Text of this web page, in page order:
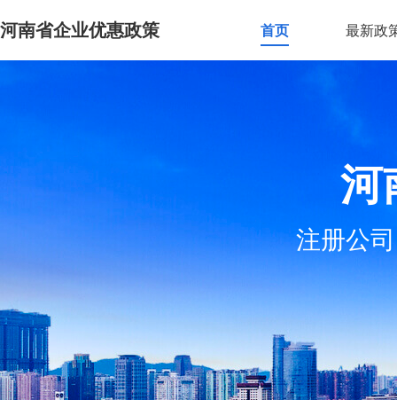
河南省企业优惠政策 首页 最新政
河
注册公